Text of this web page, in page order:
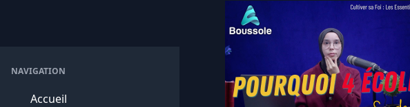
NAVIGATION
Accueil